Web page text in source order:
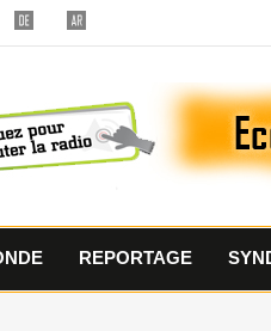
REPORTAGE